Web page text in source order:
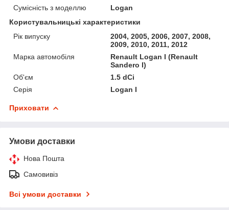
Сумісність з моделлю
Logan
Користувальницькі характеристики
Рік випуску
2004, 2005, 2006, 2007, 2008,
2009, 2010, 2011, 2012
Марка автомобіля
Renault Logan I (Renault
Sandero I)
Об'єм
1.5 dCi
Серія
Logan I
Приховати
Умови доставки
Нова Пошта
Самовивіз
Всі умови доставки